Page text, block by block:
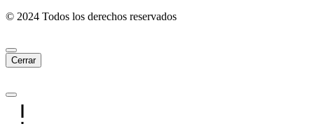
© 2024 Todos los derechos reservados
Cerrar